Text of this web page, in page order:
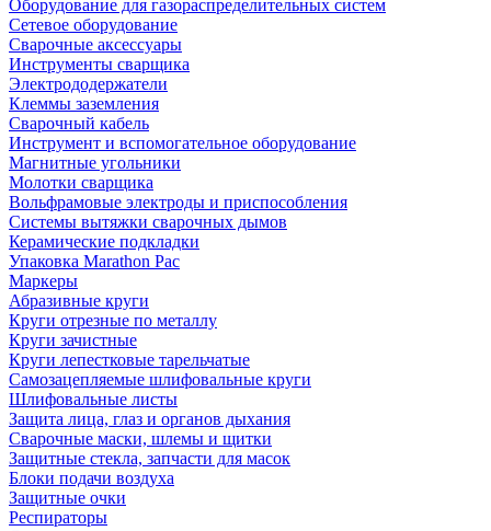
Оборудование для газораспределительных систем
Сетевое оборудование
Сварочные аксессуары
Инструменты сварщика
Электрододержатели
Клеммы заземления
Сварочный кабель
Инструмент и вспомогательное оборудование
Магнитные угольники
Молотки сварщика
Вольфрамовые электроды и приспособления
Системы вытяжки сварочных дымов
Керамические подкладки
Упаковка Marathon Pac
Маркеры
Абразивные круги
Круги отрезные по металлу
Круги зачистные
Круги лепестковые тарельчатые
Самозацепляемые шлифовальные круги
Шлифовальные листы
Защита лица, глаз и органов дыхания
Сварочные маски, шлемы и щитки
Защитные стекла, запчасти для масок
Блоки подачи воздуха
Защитные очки
Респираторы